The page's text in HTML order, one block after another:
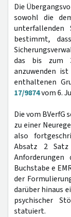
Die
sowohl die
unterfallenden
bestimmt,
das bis zum
anzuwenden
enthaltenen
17/9874vom 6.
Die vom BVerfG
zu einer
also
Absatz 2
Anforderungen
Buchstabe e
der
darüber hinaus
psychischer
statuiert.